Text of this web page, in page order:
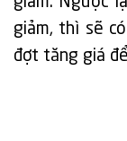
giảm, thì sẽ
đợt tăng giá